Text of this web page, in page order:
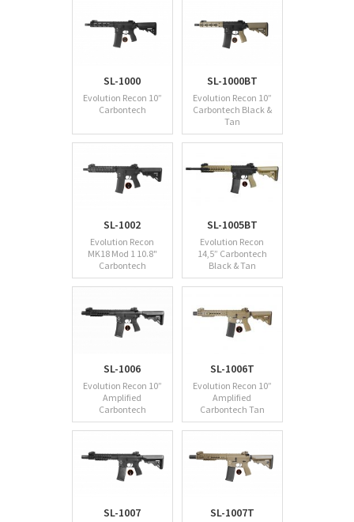
SL-1000
Evolution Recon 10”
Carbontech
SL-1000BT
Evolution Recon 10”
Carbontech Black &
Tan
SL-1002
Evolution Recon
MK18 Mod 1 10.8"
Carbontech
SL-1005BT
Evolution Recon
14,5” Carbontech
Black & Tan
SL-1006
Evolution Recon 10”
Amplified
Carbontech
SL-1006T
Evolution Recon 10”
Amplified
Carbontech Tan
SL-1007 SL-1007T